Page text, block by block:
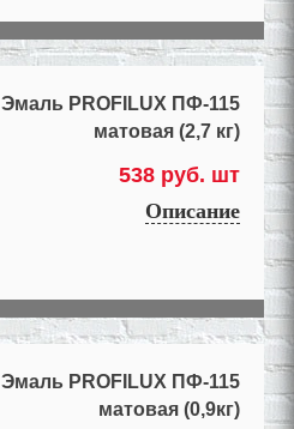
Эмаль PROFILUX ПФ-115
матовая (2,7 кг)
538 руб. шт
Описание
Эмаль PROFILUX ПФ-115
матовая (0,9кг)